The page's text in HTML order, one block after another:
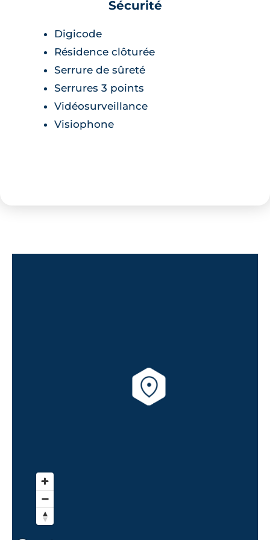
Sécurité
Digicode
Résidence clôturée
Serrure de sûreté
Serrures 3 points
Vidéosurveillance
Visiophone